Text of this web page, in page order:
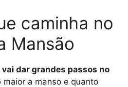
caminha no
Mansão
dar grandes passos no
maior a manso e quanto